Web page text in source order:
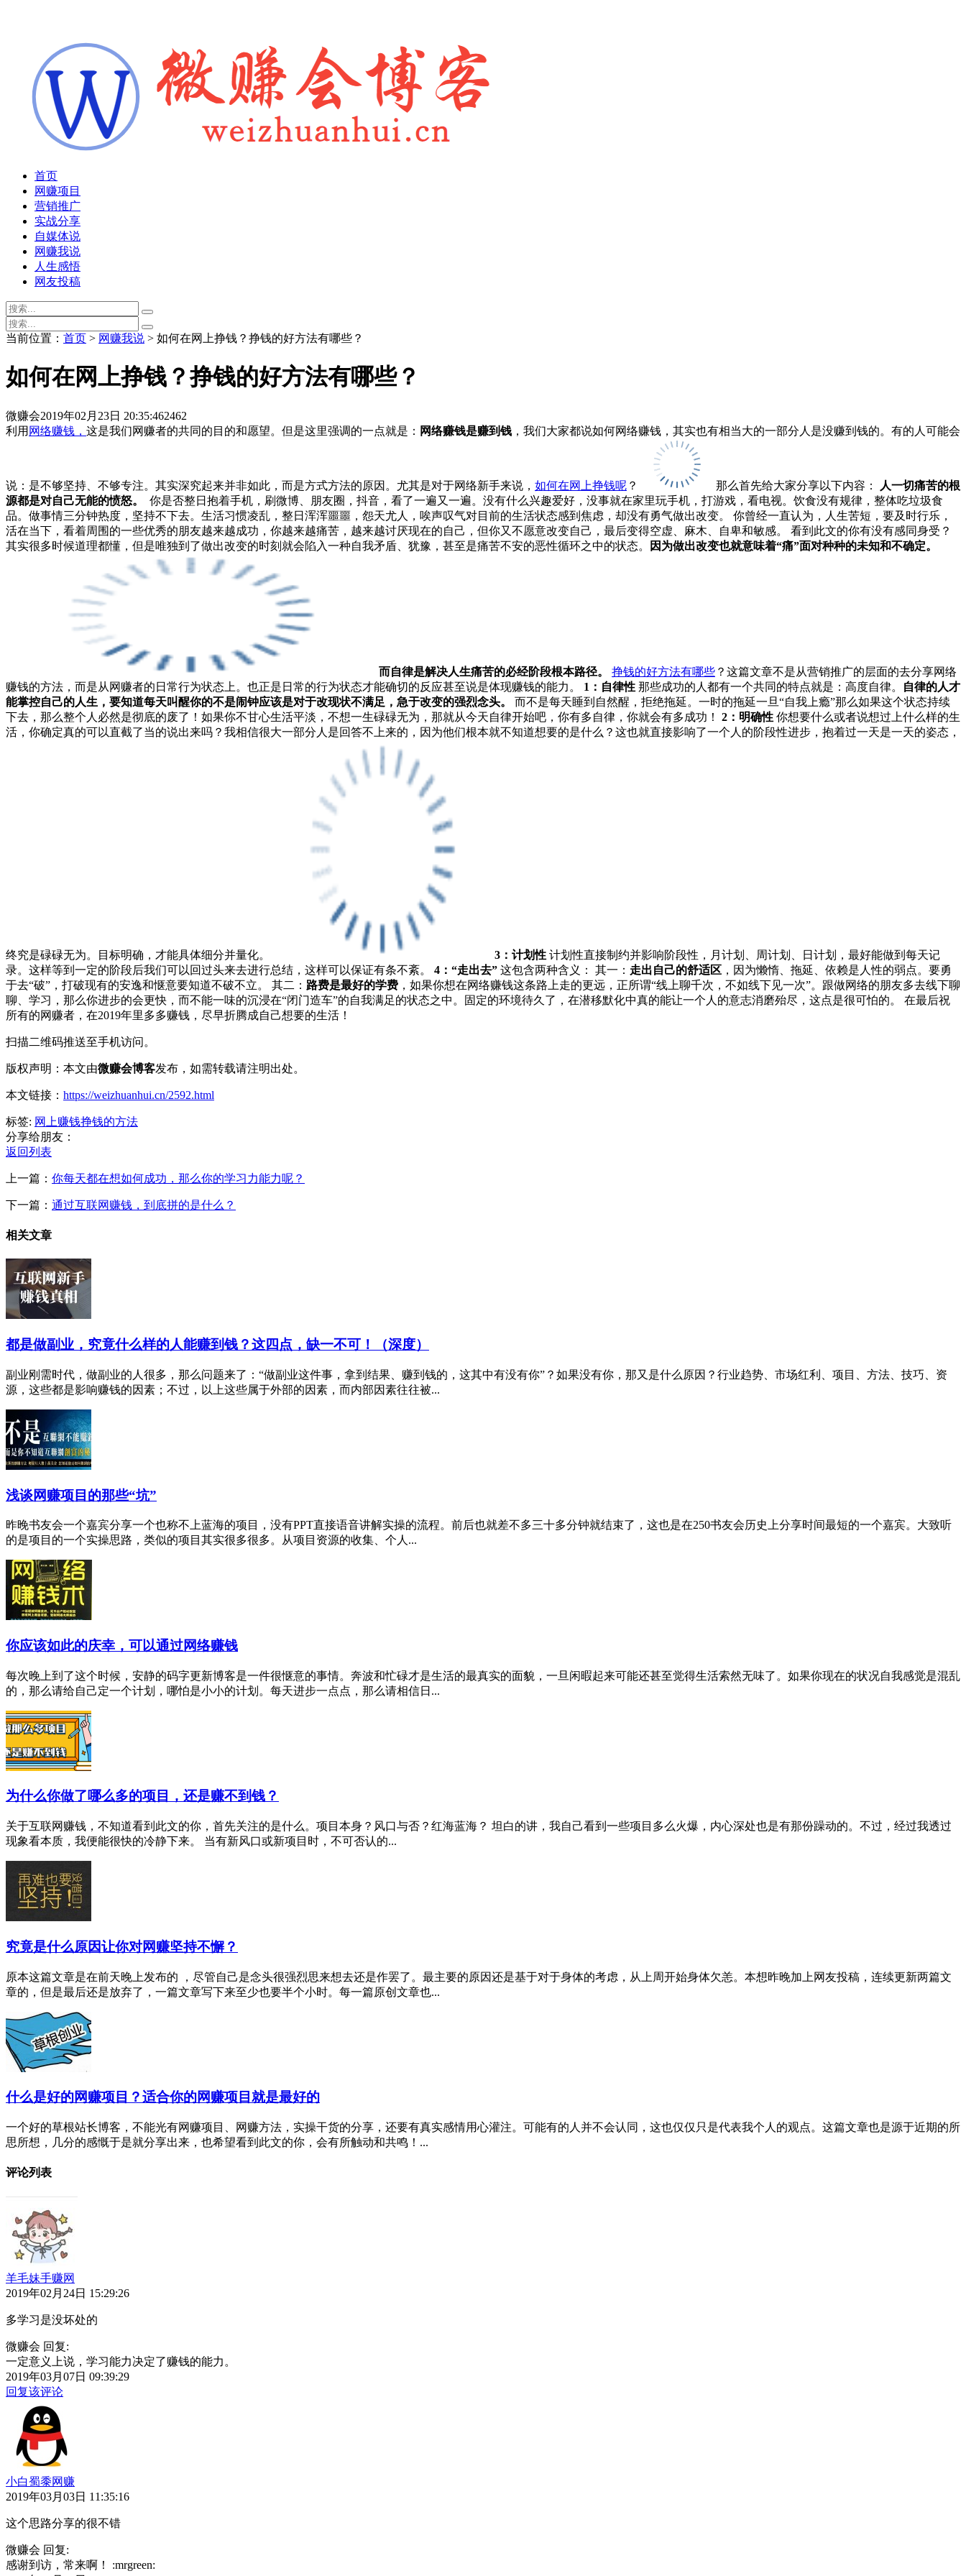
首页
网赚项目
营销推广
实战分享
自媒体说
网赚我说
人生感悟
网友投稿
当前位置： 首页 > 网赚我说 > 如何在网上挣钱？挣钱的好方法有哪些？
如何在网上挣钱？挣钱的好方法有哪些？
微赚会2019年02月23日 20:35:462462
利用 网络赚钱， 这是我们网赚者的共同的目的和愿望。但是这里强调的一点就是： 网络赚钱是赚到钱 ，我们大家都说如何网络赚钱，其实也有相当大的一部分人是没赚到钱的。有的人可能会
说：是不够坚持、不够专注。其实深究起来并非如此，而是方式方法的原因。尤其是对于网络新手来说， 如何在网上挣钱呢 ？ 那么首先给大家分享以下内容：
人一切痛苦的根
源都是对自己无能的愤怒。
你是否整日抱着手机，刷微博、朋友圈，抖音，看了一遍又一遍。没有什么兴趣爱好，没事就在家里玩手机，打游戏，看电视。饮食没有规律，整体吃垃圾食
品。做事情三分钟热度，坚持不下去。生活习惯凌乱，整日浑浑噩噩，怨天尤人，唉声叹气对目前的生活状态感到焦虑，却没有勇气做出改变。 你曾经一直认为，人生苦短，要及时行乐，
活在当下，看着周围的一些优秀的朋友越来越成功，你越来越痛苦，越来越讨厌现在的自己，但你又不愿意改变自己，最后变得空虚、麻木、自卑和敏感。 看到此文的你有没有感同身受？
其实很多时候道理都懂，但是唯独到了做出改变的时刻就会陷入一种自我矛盾、犹豫，甚至是痛苦不安的恶性循环之中的状态。
因为做出改变也就意味着“痛”面对种种的未知和不确定。
而自律是解决人生痛苦的必经阶段根本路径。 挣钱的好方法有哪些 ？这篇文章不是从营销推广的层面的去分享网络
赚钱的方法，而是从网赚者的日常行为状态上。也正是日常的行为状态才能确切的反应甚至说是体现赚钱的能力。 1：自律性 那些成功的人都有一个共同的特点就是：高度自律。
自律的人才
能掌控自己的人生，要知道每天叫醒你的不是闹钟应该是对于改现状不满足，急于改变的强烈念头。 而不是每天睡到自然醒，拒绝拖延。一时的拖延一旦“自我上瘾”那么如果这个状态持续
下去，那么整个人必然是彻底的废了！如果你不甘心生活平淡，不想一生碌碌无为，那就从今天自律开始吧，你有多自律，你就会有多成功！ 2：明确性 你想要什么或者说想过上什么样的生
活，你确定真的可以直截了当的说出来吗？我相信很大一部分人是回答不上来的，因为他们根本就不知道想要的是什么？这也就直接影响了一个人的阶段性进步，抱着过一天是一天的姿态，
终究是碌碌无为。目标明确，才能具体细分并量化。 3：计划性 计划性直接制约并影响阶段性，月计划、周计划、日计划，最好能做到每天记
录。这样等到一定的阶段后我们可以回过头来去进行总结，这样可以保证有条不紊。 4：“走出去” 这包含两种含义： 其一： 走出自己的舒适区 ，因为懒惰、拖延、依赖是人性的弱点。要勇
于去“破”，打破现有的安逸和惬意要知道不破不立。 其二： 路费是最好的学费 ，如果你想在网络赚钱这条路上走的更远，正所谓“线上聊千次，不如线下见一次”。跟做网络的朋友多去线下聊
聊、学习，那么你进步的会更快，而不能一味的沉浸在“闭门造车”的自我满足的状态之中。固定的环境待久了，在潜移默化中真的能让一个人的意志消磨殆尽，这点是很可怕的。 在最后祝
所有的网赚者，在2019年里多多赚钱，尽早折腾成自己想要的生活！
扫描二维码推送至手机访问。
版权声明：本文由微赚会博客发布，如需转载请注明出处。
本文链接： https://weizhuanhui.cn/2592.html
标签: 网上赚钱挣钱的方法
分享给朋友：
返回列表
上一篇： 你每天都在想如何成功，那么你的学习力能力呢？
下一篇： 通过互联网赚钱，到底拼的是什么？
相关文章
都是做副业，究竟什么样的人能赚到钱？这四点，缺一不可！（深度）
副业刚需时代，做副业的人很多，那么问题来了：“做副业这件事，拿到结果、赚到钱的，这其中有没有你”？如果没有你，那又是什么原因？行业趋势、市场红利、项目、方法、技巧、资
源，这些都是影响赚钱的因素；不过，以上这些属于外部的因素，而内部因素往往被...
浅谈网赚项目的那些“坑”
昨晚书友会一个嘉宾分享一个也称不上蓝海的项目，没有PPT直接语音讲解实操的流程。前后也就差不多三十多分钟就结束了，这也是在250书友会历史上分享时间最短的一个嘉宾。大致听
的是项目的一个实操思路，类似的项目其实很多很多。从项目资源的收集、个人...
你应该如此的庆幸，可以通过网络赚钱
每次晚上到了这个时候，安静的码字更新博客是一件很惬意的事情。奔波和忙碌才是生活的最真实的面貌，一旦闲暇起来可能还甚至觉得生活索然无味了。如果你现在的状况自我感觉是混乱
的，那么请给自己定一个计划，哪怕是小小的计划。每天进步一点点，那么请相信日...
为什么你做了哪么多的项目，还是赚不到钱？
关于互联网赚钱，不知道看到此文的你，首先关注的是什么。项目本身？风口与否？红海蓝海？ 坦白的讲，我自己看到一些项目多么火爆，内心深处也是有那份躁动的。不过，经过我透过
现象看本质，我便能很快的冷静下来。 当有新风口或新项目时，不可否认的...
究竟是什么原因让你对网赚坚持不懈？
原本这篇文章是在前天晚上发布的 ，尽管自己是念头很强烈思来想去还是作罢了。最主要的原因还是基于对于身体的考虑，从上周开始身体欠恙。本想昨晚加上网友投稿，连续更新两篇文
章的，但是最后还是放弃了，一篇文章写下来至少也要半个小时。每一篇原创文章也...
什么是好的网赚项目？适合你的网赚项目就是最好的
一个好的草根站长博客，不能光有网赚项目、网赚方法，实操干货的分享，还要有真实感情用心灌注。可能有的人并不会认同，这也仅仅只是代表我个人的观点。这篇文章也是源于近期的所
思所想，几分的感慨于是就分享出来，也希望看到此文的你，会有所触动和共鸣！...
评论列表
羊毛妹手赚网
2019年02月24日 15:29:26
多学习是没坏处的
微赚会 回复:
一定意义上说，学习能力决定了赚钱的能力。
2019年03月07日 09:39:29
回复该评论
小白蜀黍网赚
2019年03月03日 11:35:16
这个思路分享的很不错
微赚会 回复:
感谢到访，常来啊！ :mrgreen: